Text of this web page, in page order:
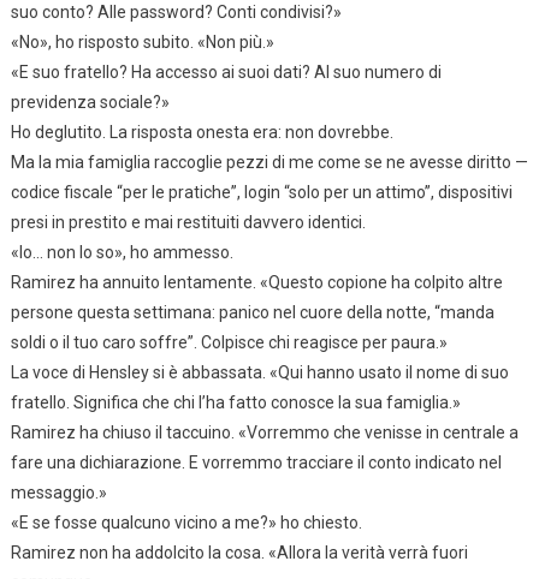
suo conto? Alle password? Conti condivisi?»
«No», ho risposto subito. «Non più.»
«E suo fratello? Ha accesso ai suoi dati? Al suo numero di
previdenza sociale?»
Ho deglutito. La risposta onesta era: non dovrebbe.
Ma la mia famiglia raccoglie pezzi di me come se ne avesse diritto —
codice fiscale “per le pratiche”, login “solo per un attimo”, dispositivi
presi in prestito e mai restituiti davvero identici.
«Io… non lo so», ho ammesso.
Ramirez ha annuito lentamente. «Questo copione ha colpito altre
persone questa settimana: panico nel cuore della notte, “manda
soldi o il tuo caro soffre”. Colpisce chi reagisce per paura.»
La voce di Hensley si è abbassata. «Qui hanno usato il nome di suo
fratello. Significa che chi l’ha fatto conosce la sua famiglia.»
Ramirez ha chiuso il taccuino. «Vorremmo che venisse in centrale a
fare una dichiarazione. E vorremmo tracciare il conto indicato nel
messaggio.»
«E se fosse qualcuno vicino a me?» ho chiesto.
Ramirez non ha addolcito la cosa. «Allora la verità verrà fuori